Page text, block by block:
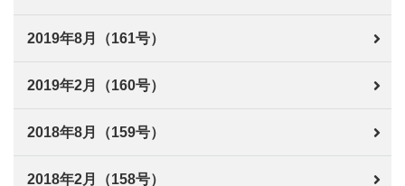
2019年8月（161号）
2019年2月（160号）
2018年8月（159号）
2018年2月（158号）